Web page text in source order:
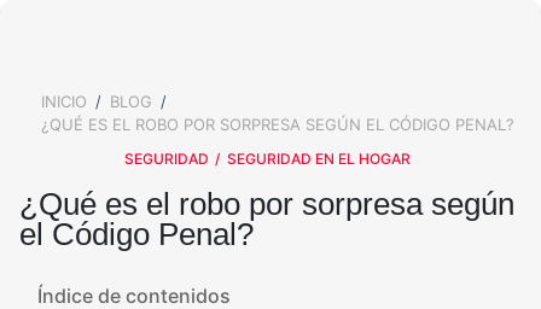
ALARMAS PARA TU BARRIO
ALARMAS PARA TI
ADULTOS MAYORES
SIRENA POTENTE
CÁMARAS DE SEGURIDAD
EXTERIOR
OTROS SERVICIOS
CALCULA EL PRECIO DE TU
¿QUÉ OPINAN NUESTROS
VALORES
BREADCRUMB
INICIO
BLOG
¿QUÉ ES EL ROBO POR SORPRESA SEGÚN EL CÓDIGO PENAL?
SEGURIDAD SEGURIDAD EN EL HOGAR
¿Qué es el robo por sorpresa según
el Código Penal?
Índice de contenidos